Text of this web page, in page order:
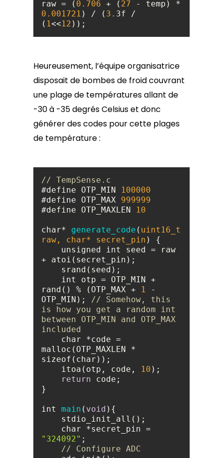
raw = ( 0.706 + ( 27
0.001721 ) / ( 3. 3f /
( 1<<12 ));
Heureusement, l’équipe organisatrice
disposait de bombes de froid couvrant
une plage de températures allant de
-30 à -35 degrés Celsius et donc
générer des codes pour cette plages
de température :
// TempSense.c
#define OTP_MIN 100000
#define OTP_MAX 999999
#define OTP_MAXLEN 10
char* generate_code ( uint16_t
raw, char* secret_pin )
rand() % (OTP_MAX + 1 -
OTP_MIN); // Somehow, this
is how you get a random int
between OTP_MIN and OTP_MAX
included
malloc(OTP_MAXLEN *
    itoa(otp, code,
10
return
int main ( void )
"324092"
// Configure ADC